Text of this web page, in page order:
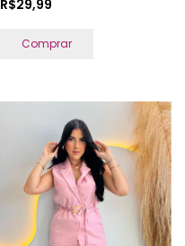
R$29,99
Comprar